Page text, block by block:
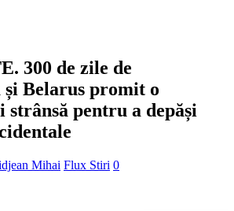
300 de zile de
și Belarus promit o
strânsă pentru a depăși
Mihai Flux Stiri 0